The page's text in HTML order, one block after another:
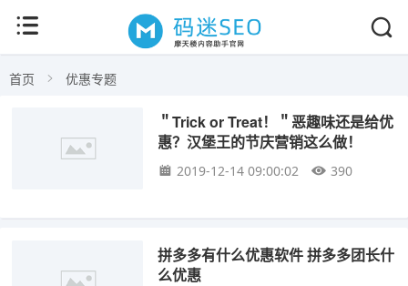
首页 优惠专题
＂Trick or Treat！＂恶趣味还是给优
惠？汉堡王的节庆营销这么做！
2019-12-14 09:00:02 390
拼多多有什么优惠软件 拼多多团长什
么优惠